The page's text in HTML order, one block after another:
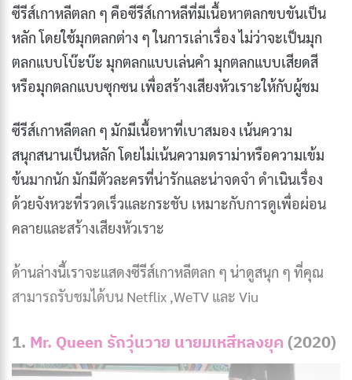
ซีรีส์เกาหลีตลก ๆ คือซีรีส์เกาหลีที่มีเนื้อหาตลกขบขันเป็น
หลัก โดยใช้มุกตลกต่าง ๆ ในการเล่าเรื่อง ไม่ว่าจะเป็นมุก
ตลกแบบโบ๊ะบ๊ะ มุกตลกแบบเล่นคำ มุกตลกแบบเสียดสี
หรือมุกตลกแบบซุกซน เพื่อสร้างเสียงหัวเราะให้กับผู้ชม
ซีรีส์เกาหลีตลก ๆ มักมีเนื้อหาที่เบาสมอง เน้นความ
สนุกสนานเป็นหลัก โดยไม่เน้นความดราม่าหรือความเข้ม
ข้นมากนัก มักมีตัวละครที่น่ารักและน่าจดจำ ดำเนินเรื่อง
ด้วยจังหวะที่รวดเร็วและกระชับ เหมาะกับการดูเพื่อผ่อน
คลายและสร้างเสียงหัวเราะ
ด้านล่างนี้เราจะแสดงซีรีส์เกาหลีตลก ๆ น่าดูสนุก ๆ ที่คุณ
สามารถรับชมได้บน Netflix ,WeTV และ Viu
1. Mr. Queen รักวุ่นวาย นายมเหสีหลงยุค (2020)